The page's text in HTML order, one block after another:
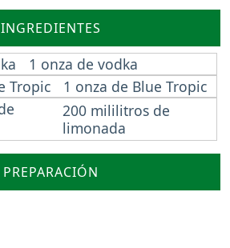
INGREDIENTES
1 onza de vodka
1 onza de Blue Tropic
200 mililitros de
limonada
PREPARACIÓN